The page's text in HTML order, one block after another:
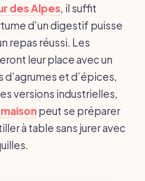
des Alpes, il suffit
d’un digestif puisse
repas réussi. Les
leur place avec un
d’agrumes et d’épices,
versions industrielles,
peut se préparer
à table sans jurer avec